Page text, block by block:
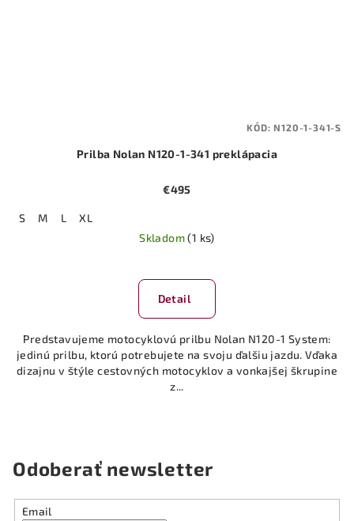
Prilba Nolan N120-1-341 preklápacia
€495
S M L
XL
Skladom(1 ks)
Detail
Predstavujeme motocyklovú prilbu Nolan N120-1 System:
jedinú prilbu, ktorú potrebujete na svoju ďalšiu jazdu. Vďaka
dizajnu v štýle cestovných motocyklov a vonkajšej škrupine
z...
KÓD:N120-1-341-S
Odoberať newsletter
Email